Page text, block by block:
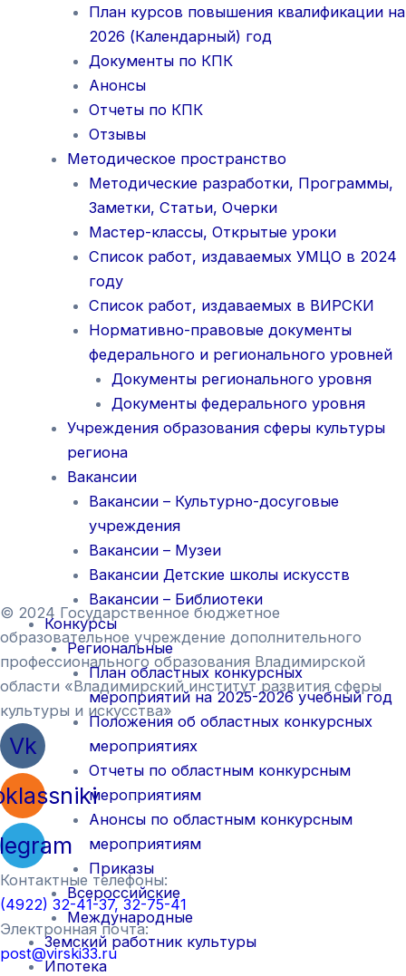
План курсов повышения квалификации на
2026 (Календарный) год
Документы по КПК
Анонсы
Отчеты по КПК
Отзывы
Методическое пространство
Методические разработки, Программы,
Заметки, Статьи, Очерки
Мастер-классы, Открытые уроки
Список работ, издаваемых УМЦО в 2024
году
Список работ, издаваемых в ВИРСКИ
Нормативно-правовые документы
федерального и регионального уровней
Документы регионального уровня
Документы федерального уровня
Учреждения образования сферы культуры
региона
Вакансии
Вакансии – Культурно-досуговые
учреждения
Вакансии – Музеи
Вакансии Детские школы искусств
Вакансии – Библиотеки
Конкурсы
Региональные
План областных конкурсных
мероприятий на 2025-2026 учебный год
Положения об областных конкурсных
мероприятиях
Отчеты по областным конкурсным
мероприятиям
Анонсы по областным конкурсным
мероприятиям
Приказы
Всероссийские
Международные
Земский работник культуры
Ипотека
© 2024 Государственное бюджетное
образовательное учреждение дополнительного
профессионального образования Владимирской
области «Владимирский институт развития сферы
культуры и искусства»
Vk
Контактные телефоны:
(4922) 32-41-37, 32-75-41
Электронная почта:
post@virski33.ru